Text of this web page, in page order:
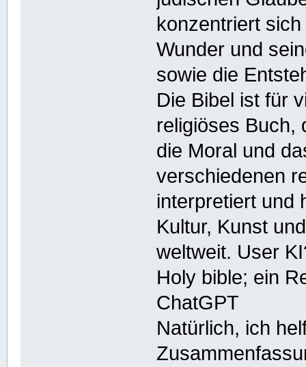
konzentriert
Wunder und
sowie die
Die Bibel ist für
religiöses Buch,
die Moral und
verschiedenen
interpretiert und
Kultur, Kunst
weltweit. User
Holy bible; ein
ChatGPT
Natürlich, ich